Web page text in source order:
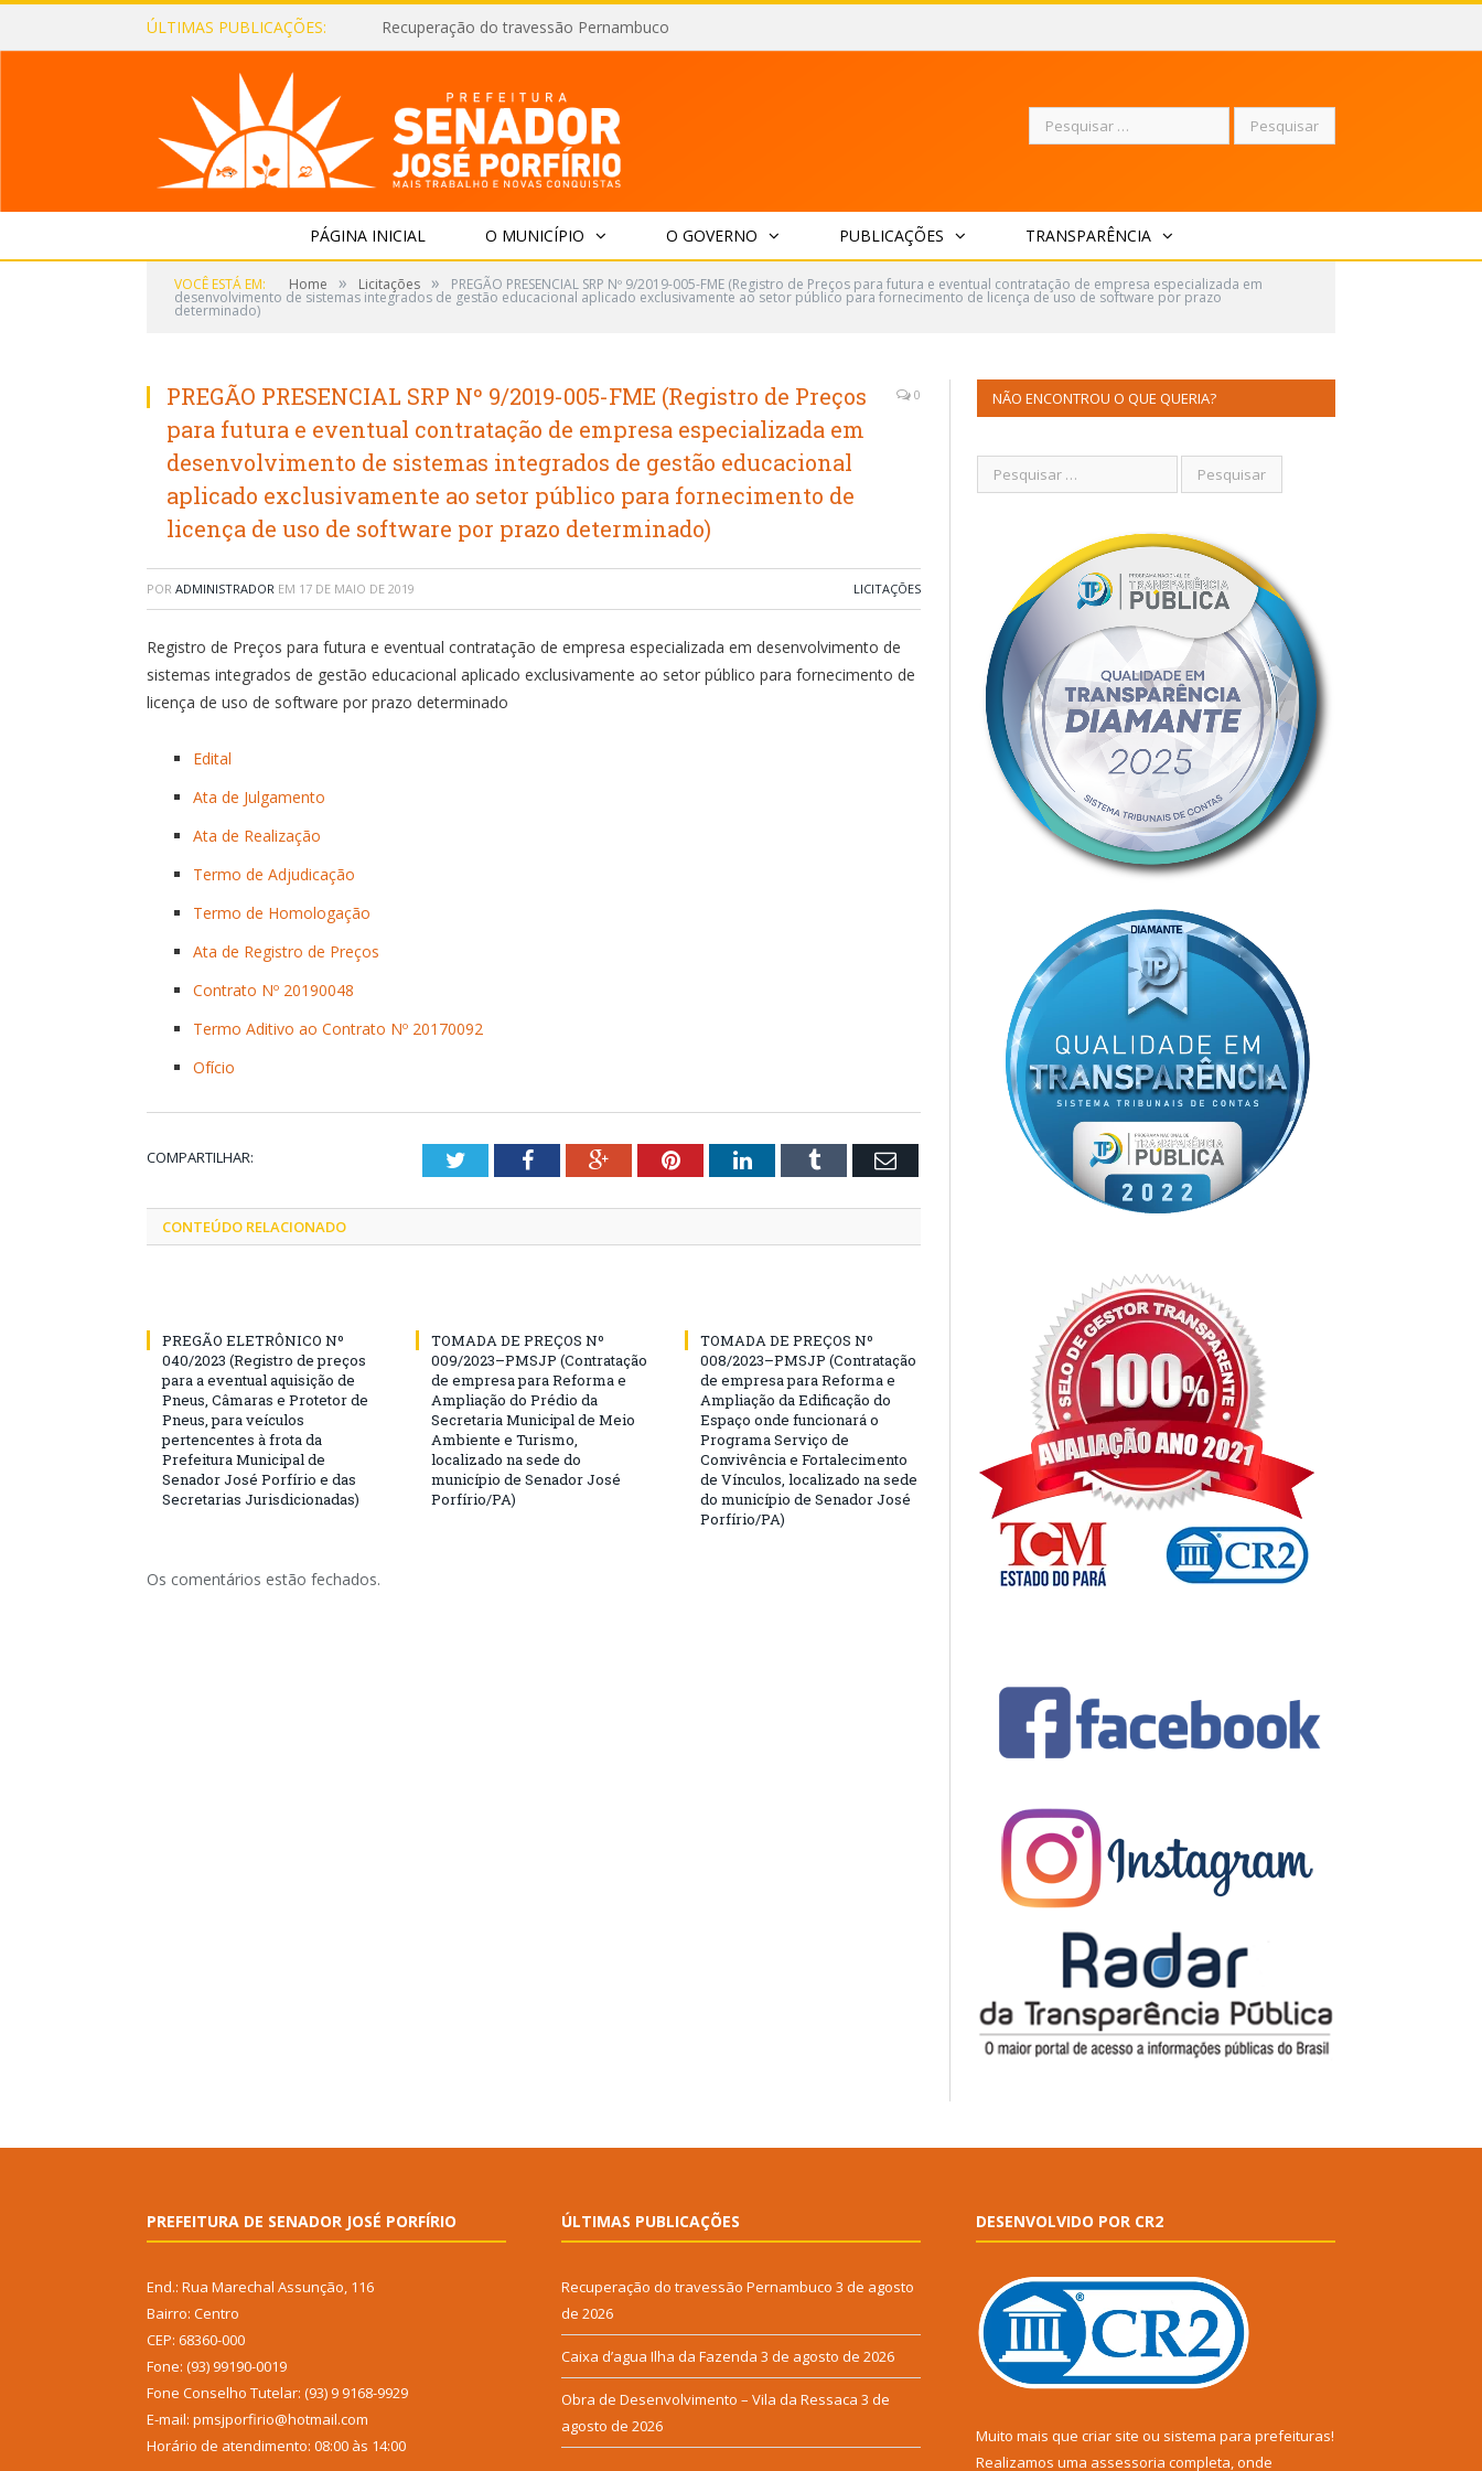
ÚLTIMAS PUBLICAÇÕES: Recuperação do travessão Pernambuco
Pesquisar
PÁGINA INICIAL O MUNICÍPIO O GOVERNO PUBLICAÇÕES TRANSPARÊNCIA
VOCÊ ESTÁ EM: Home » Licitações » PREGÃO PRESENCIAL SRP Nº 9/2019-005-FME (Registro de Preços para futura e eventual contratação de empresa especializada em
desenvolvimento de sistemas integrados de gestão educacional aplicado exclusivamente ao setor público para fornecimento de licença de uso de software por prazo
determinado)
PREGÃO PRESENCIAL SRP Nº 9/2019-005-FME (Registro de Preços
para futura e eventual contratação de empresa especializada em
desenvolvimento de sistemas integrados de gestão educacional
aplicado exclusivamente ao setor público para fornecimento de
licença de uso de software por prazo determinado)
0
POR ADMINISTRADOR EM 17 DE MAIO DE 2019 LICITAÇÕES
Registro de Preços para futura e eventual contratação de empresa especializada em desenvolvimento de
sistemas integrados de gestão educacional aplicado exclusivamente ao setor público para fornecimento de
licença de uso de software por prazo determinado
Edital
Ata de Julgamento
Ata de Realização
Termo de Adjudicação
Termo de Homologação
Ata de Registro de Preços
Contrato Nº 20190048
Termo Aditivo ao Contrato Nº 20170092
Ofício
COMPARTILHAR: TwitterFacebookGoogle+PinterestLinkedInTumblr Email
CONTEÚDO RELACIONADO
PREGÃO ELETRÔNICO Nº
040/2023 (Registro de preços
para a eventual aquisição de
Pneus, Câmaras e Protetor de
Pneus, para veículos
pertencentes à frota da
Prefeitura Municipal de
Senador José Porfírio e das
Secretarias Jurisdicionadas)
TOMADA DE PREÇOS Nº
009/2023–PMSJP (Contratação
de empresa para Reforma e
Ampliação do Prédio da
Secretaria Municipal de Meio
Ambiente e Turismo,
localizado na sede do
município de Senador José
Porfírio/PA)
TOMADA DE PREÇOS Nº
008/2023–PMSJP (Contratação
de empresa para Reforma e
Ampliação da Edificação do
Espaço onde funcionará o
Programa Serviço de
Convivência e Fortalecimento
de Vínculos, localizado na sede
do município de Senador José
Porfírio/PA)
Os comentários estão fechados.
NÃO ENCONTROU O QUE QUERIA?
PREFEITURA DE SENADOR JOSÉ PORFÍRIO
End.: Rua Marechal Assunção, 116
Bairro: Centro
CEP: 68360-000
Fone: (93) 99190-0019
Fone Conselho Tutelar: (93) 9 9168-9929
E-mail: pmsjporfirio@hotmail.com
Horário de atendimento: 08:00 às 14:00
ÚLTIMAS PUBLICAÇÕES
Recuperação do travessão Pernambuco 3 de agosto
de 2026
Caixa d’agua Ilha da Fazenda 3 de agosto de 2026
Obra de Desenvolvimento – Vila da Ressaca 3 de
agosto de 2026
DESENVOLVIDO POR CR2
Muito mais que criar site ou sistema para prefeituras!
Realizamos uma assessoria completa, onde